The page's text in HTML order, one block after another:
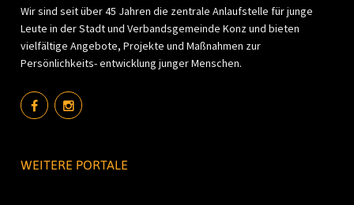
Wir sind seit über 45 Jahren die zentrale Anlaufstelle für junge
Leute in der Stadt und Verbandsgemeinde Konz und bieten
vielfältige Angebote, Projekte und Maßnahmen zur
Persönlichkeits- entwicklung junger Menschen.
WEITERE PORTALE